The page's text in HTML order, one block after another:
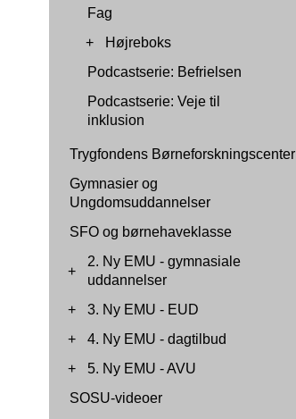
Fag
+
Højreboks
Podcastserie: Befrielsen
Podcastserie: Veje til
inklusion
Trygfondens Børneforskningscenter
Gymnasier og
Ungdomsuddannelser
SFO og børnehaveklasse
+
2. Ny EMU - gymnasiale
uddannelser
+
3. Ny EMU - EUD
+
4. Ny EMU - dagtilbud
+
5. Ny EMU - AVU
SOSU-videoer